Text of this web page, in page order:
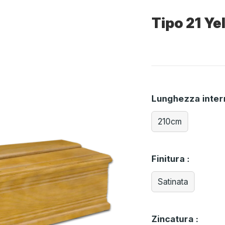
Tipo 21
Lunghezza
210cm
Finitura :
Satinata
Zincatura :